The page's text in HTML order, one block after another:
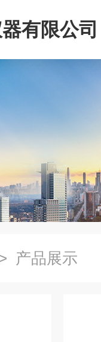
有限公司
产品展示